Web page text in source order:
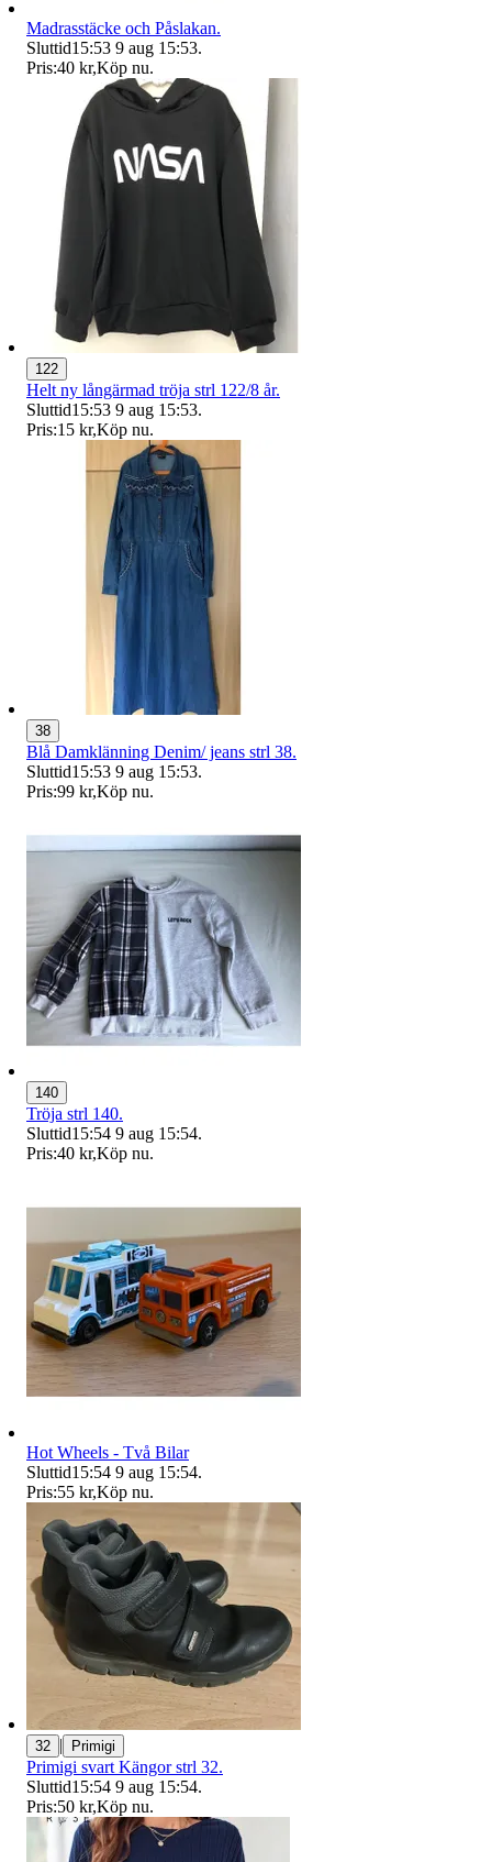
Madrasstäcke och Påslakan.
Sluttid15:53 9 aug 15:53.
Pris:40 kr,Köp nu.
122
Helt ny långärmad tröja strl 122/8 år.
Sluttid15:53 9 aug 15:53.
Pris:15 kr,Köp nu.
38
Blå Damklänning Denim/ jeans strl 38.
Sluttid15:53 9 aug 15:53.
Pris:99 kr,Köp nu.
140
Tröja strl 140.
Sluttid15:54 9 aug 15:54.
Pris:40 kr,Köp nu.
Hot Wheels - Två Bilar
Sluttid15:54 9 aug 15:54.
Pris:55 kr,Köp nu.
32 | Primigi
Primigi svart Kängor strl 32.
Sluttid15:54 9 aug 15:54.
Pris:50 kr,Köp nu.